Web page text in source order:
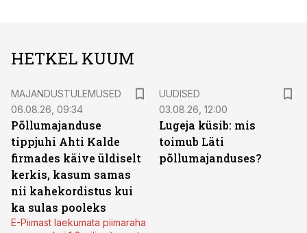
HETKEL KUUM
MAJANDUSTULEMUSED
06.08.26, 09:34
Põllumajanduse
tippjuhi Ahti Kalde
firmades käive üldiselt
kerkis, kasum samas
nii kahekordistus kui
ka sulas pooleks
E-Piimast laekumata piimaraha
UUDISED
03.08.26, 12:00
Lugeja küsib: mis
toimub Läti
põllumajanduses?